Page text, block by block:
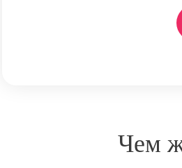
Чем